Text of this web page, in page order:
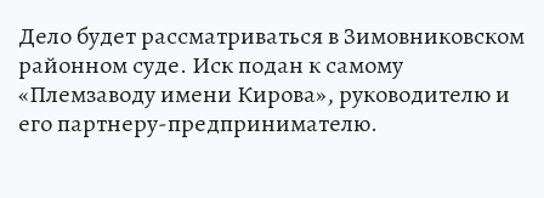
Дело будет рассматриваться в Зимовниковском
районном суде. Иск подан к самому
«Племзаводу имени Кирова», руководителю и
его партнеру-предпринимателю.